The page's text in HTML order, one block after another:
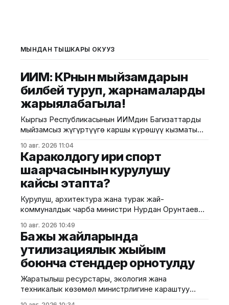
МЫНДАН ТЫШКАРЫ ОКУҢУЗ
ИИМ: КРнын мыйзамдарын
билбей туруп, жарнамаларды
жарыялабагыла!
Кыргыз Республикасынын ИИМдин Баңгизаттарды
мыйзамсыз жүгүртүүгө каршы күрөшүү кызматы
«kendir_too» баракчасы аркылуу курамында кара
куурай өсүмдүгүнүн компоненттери бар
продукцияларды жарнамалоо жана сатуу менен
алектенген жарандардын ишмердүүлүгүнө бөгөт
маалыматына караганда, бул жарандар иштетип
жаткан «М» дүкөнүндө жүргүзүлгөн тинтүү
учурунда курамында кара
10 авг. 2026 11:04
Караколдогу ири спорт
шаарчасынын курулушу
кайсы этапта?
Курулуш, архитектура жана турак жай-
коммуналдык чарба министри Нурдан Орунтаев
алкагында Каракол шаарынын Кашка-Суу кичи
районунда курулуп жаткан заманбап спорт
шаарчасынын курулуш иштеринин жүрүшү менен
таанышты. Ведомствонун маалыматына ылайык,
Курулуш министрлиги тарабынан ишке ашырылып
жаткан долбоор 12 гектар аянтты ээлейт. Анын
алкагында 275
10 авг. 2026 10:49
Бажы жайларында
утилизациялык жыйым
боюнча стенддер орнотулду
Жаратылыш ресурстары, экология жана
техникалык көзөмөл министрлигине караштуу